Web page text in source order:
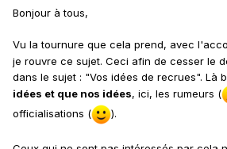
Bonjour à tous,
Vu la tournure que cela prend, avec
je rouvre ce sujet. Ceci afin de cesser le
dans le sujet : "Vos idées de recrues". Là
idées et que nos idées, ici, les rumeurs (
officialisations (
).